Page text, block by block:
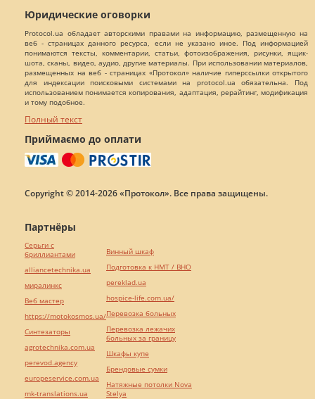
Юридические оговорки
Protocol.ua обладает авторскими правами на информацию, размещенную на
веб - страницах данного ресурса, если не указано иное. Под информацией
понимаются тексты, комментарии, статьи, фотоизображения, рисунки, ящик-
шота, сканы, видео, аудио, другие материалы. При использовании материалов,
размещенных на веб - страницах «Протокол» наличие гиперссылки открытого
для индексации поисковыми системами на protocol.ua обязательна. Под
использованием понимается копирования, адаптация, рерайтинг, модификация
и тому подобное.
Полный текст
Приймаємо до оплати
Copyright © 2014-2026 «Протокол». Все права защищены.
Партнёры
Серьги с
бриллиантами
alliancetechnika.ua
миралинкс
Веб мастер
https://motokosmos.ua/
Синтезаторы
agrotechnika.com.ua
perevod.agency
europeservice.com.ua
mk-translations.ua
Винный шкаф
Подготовка к НМТ / ВНО
pereklad.ua
hospice-life.com.ua/
Перевозка больных
Перевозка лежачих
больных за границу
Шкафы купе
Брендовые сумки
Натяжные потолки Nova
Stelya